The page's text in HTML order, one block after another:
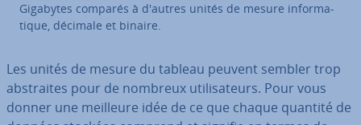
Gigabytes comparés à d'autres unités de mesure in­for­ma­
tique, décimale et binaire.
Les unités de mesure du tableau peuvent sembler trop
abs­traites pour de nombreux uti­li­sa­teurs. Pour vous
donner une meilleure idée de ce que chaque quantité de